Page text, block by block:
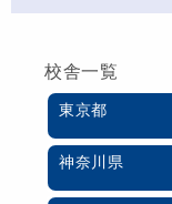
校舎一覧
東京都
神奈川県